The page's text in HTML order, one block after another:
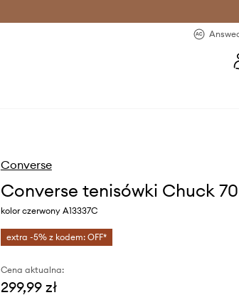
Converse
Converse tenisówki Chuck 70
kolor czerwony A13337C
extra -5% z kodem: OFF*
Cena aktualna:
299,99 zł